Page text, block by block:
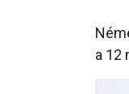
a 12